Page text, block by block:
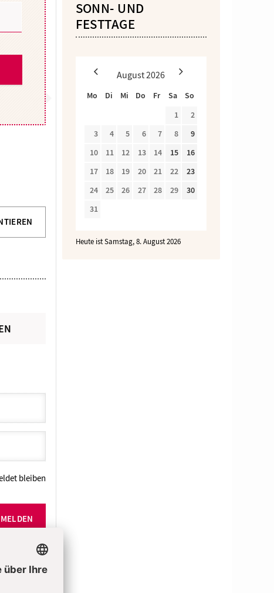
bleiben
SONN- UND
FESTTAGE
August2026
Mo Di Mi Do Fr Sa
So
1
2
3
4 5 6 7 8
9
10
11 12 13 14 15
16
17
18 19 20 21 22
23
24
25 26 27 28 29
30
31
Heute ist Samstag, 8. August 2026